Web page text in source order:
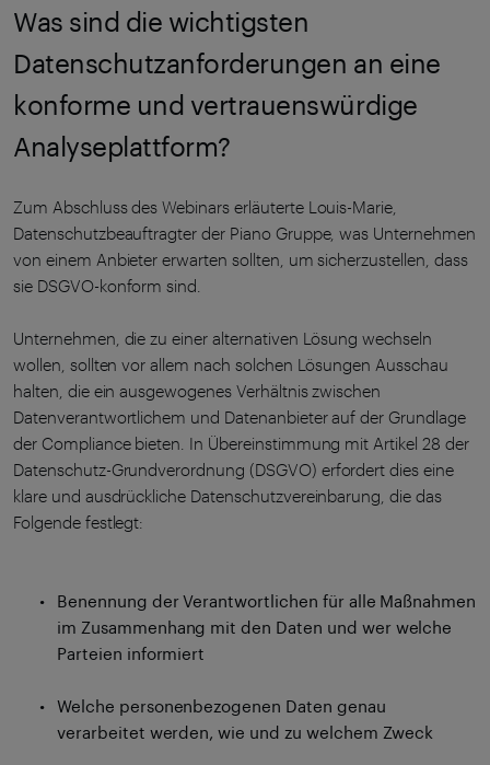
Was sind die wichtigsten
Datenschutzanforderungen an eine
konforme und vertrauenswürdige
Analyseplattform?
Zum Abschluss des Webinars erläuterte Louis-Marie,
Datenschutzbeauftragter der Piano Gruppe, was Unternehmen
von einem Anbieter erwarten sollten, um sicherzustellen, dass
sie DSGVO-konform sind.
Unternehmen, die zu einer alternativen Lösung wechseln
wollen, sollten vor allem nach solchen Lösungen Ausschau
halten, die ein ausgewogenes Verhältnis zwischen
Datenverantwortlichem und Datenanbieter auf der Grundlage
der Compliance bieten. In Übereinstimmung mit Artikel 28 der
Datenschutz-Grundverordnung (DSGVO) erfordert dies eine
klare und ausdrückliche Datenschutzvereinbarung, die das
Folgende festlegt:
Benennung der Verantwortlichen für alle Maßnahmen
im Zusammenhang mit den Daten und wer welche
Parteien informiert
Welche personenbezogenen Daten genau
verarbeitet werden, wie und zu welchem Zweck